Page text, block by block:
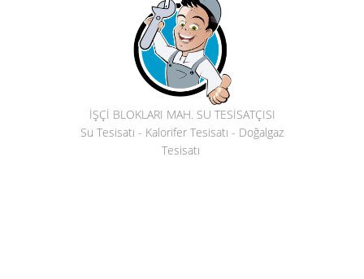
İŞÇİ BLOKLARI MAH. SU TESİSATÇISI
Su Tesisatı - Kalorifer Tesisatı - Doğalgaz
Tesisatı